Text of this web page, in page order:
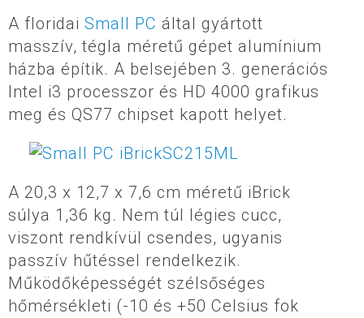
A floridai Small PC által gyártott
masszív, tégla méretű gépet alumínium
házba építik. A belsejében 3. generációs
Intel i3 processzor és HD 4000 grafikus
meg és QS77 chipset kapott helyet.
A 20,3 x 12,7 x 7,6 cm méretű iBrick
súlya 1,36 kg. Nem túl légies cucc,
viszont rendkívül csendes, ugyanis
passzív hűtéssel rendelkezik.
Működőképességét szélsőséges
hőmérsékleti (-10 és +50 Celsius fok